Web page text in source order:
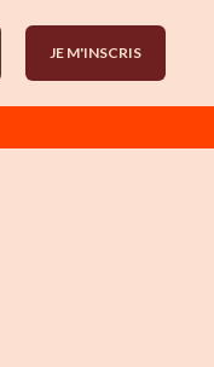
JE M'INSCRIS